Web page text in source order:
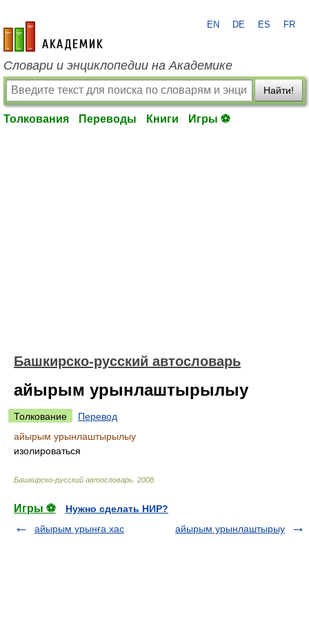
academic.ru
EN DE ES FR
Словари и энциклопедии на Академике
Найти!
Толкования Переводы Книги Игры ⚽
Башкирско-русский автословарь
айырым урынлаштырылыу
Толкование
Перевод
айырым урынлаштырылыу
изолироваться
Башкирско-русский автословарь 2008
Игры ⚽
Нужно сделать НИР?
айырым урынға хас
айырым урынлаштырыу